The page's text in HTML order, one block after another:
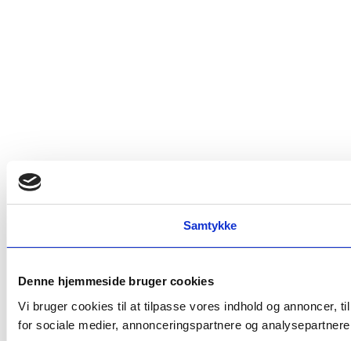
Samtykke
Denne hjemmeside bruger cookies
Vi bruger cookies til at tilpasse vores indhold og annoncer,
for sociale medier, annonceringspartnere og